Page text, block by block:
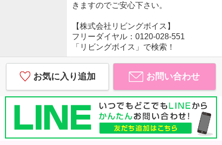
きますのでご安心下さい。
【株式会社リビングボイス】
フリーダイヤル：0120-028-551
「リビングボイス」で検索！
お気に入り追加 お問い合わせ